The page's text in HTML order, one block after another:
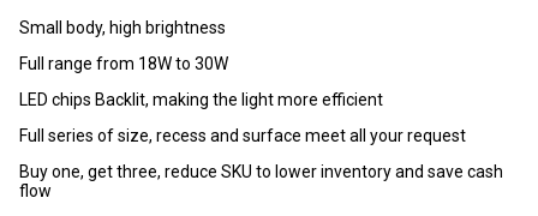
Small body, high brightness
Full range from 18W to 30W
LED chips Backlit, making the light more efficient
Full series of size, recess and surface meet all your request
Buy one, get three, reduce SKU to lower inventory and save cash
flow